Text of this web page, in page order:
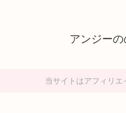
アンジー
当サイトはアフィリエ